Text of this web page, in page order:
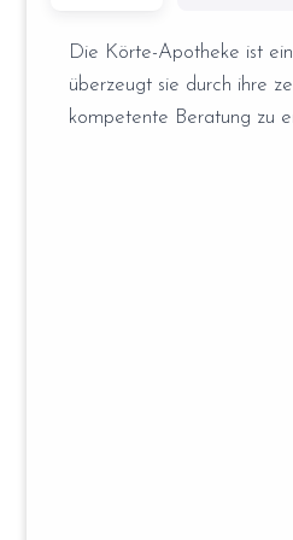
Die Körte-Apotheke ist
überzeugt sie durch ihre
kompetente Beratung zu